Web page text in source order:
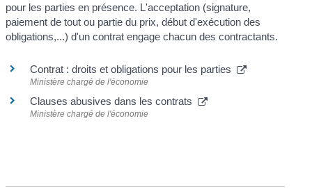
pour les parties en présence. L'acceptation (signature,
paiement de tout ou partie du prix, début d'exécution des
obligations,...) d'un contrat engage chacun des contractants.
Contrat : droits et obligations pour les parties
Ministère chargé de l'économie
Clauses abusives dans les contrats
Ministère chargé de l'économie